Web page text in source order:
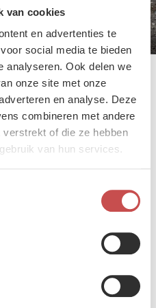
van cookies
en advertenties te
social media te bieden
analyseren. Ook delen we
onze site met onze
en analyse. Deze
combineren met andere
of die ze hebben
van hun services.
naar de stad
op een terrein van 27 hectare,
een hybride site die militaire
ruimtes, met een sterke
verschillende eenheden er
van de Cybermacht, de Medische
de site ongeveer 1.500 militairen
combineren met een
openbare zone voor gedeeld
kinderopvang,